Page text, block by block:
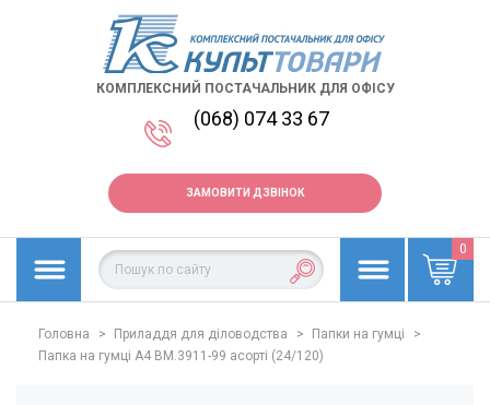
КОМПЛЕКСНИЙ ПОСТАЧАЛЬНИК ДЛЯ ОФІСУ
(068) 074 33 67
ЗАМОВИТИ ДЗВІНОК
0
Головна > Приладдя для діловодства > Папки на гумці
>
Папка на гумці А4 BM.3911-99 асорті (24/120)